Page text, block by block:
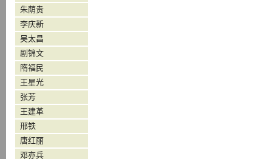
朱荫贵
李庆新
吴太昌
剧锦文
隋福民
王星光
张芳
王建革
邢铁
唐红丽
邓亦兵